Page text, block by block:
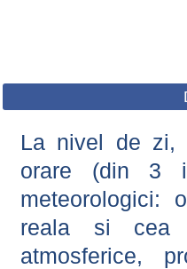
La nivel de zi,
orare (din 3
meteorologici:
reala si cea
atmosferice,